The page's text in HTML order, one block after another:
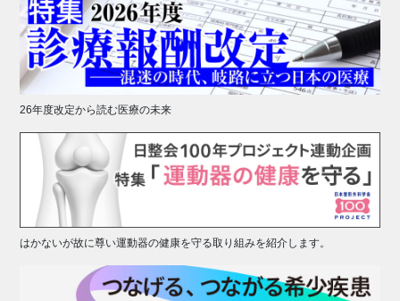
26年度改定から読む医療の未来
はかないが故に尊い運動器の健康を守る取り組みを紹介します。